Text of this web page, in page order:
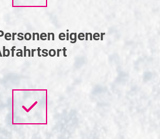
eigener